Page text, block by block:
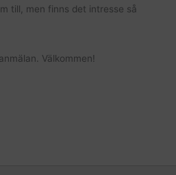
till, men finns det intresse så
Välkommen!